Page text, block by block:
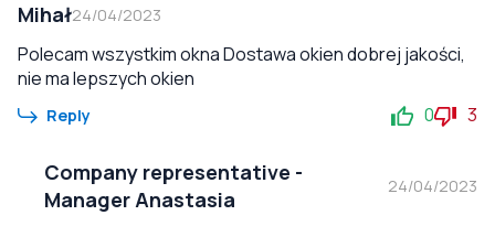
Mihał24/04/2023
Polecam wszystkim okna Dostawa okien dobrej jakości,
nie ma lepszych okien
Reply 0 3
Company representative -
Manager Anastasia
24/04/2023